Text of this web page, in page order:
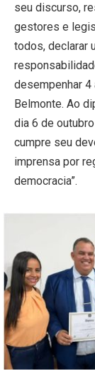
seu discurso,
gestores e
todos, declarar
desempenhar
Belmonte. Ao
dia 6 de
cumpre seu
imprensa por
democracia”.